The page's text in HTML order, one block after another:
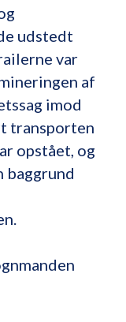
udstedt
var
af
imod
transporten
opstået, og
baggrund